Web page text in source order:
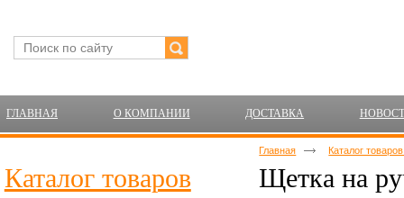
ГЛАВНАЯ О КОМПАНИИ ДОСТАВКА
Каталог товаров
Главная Каталог
Щетка на